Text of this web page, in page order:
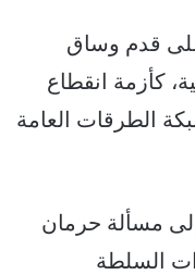
قدم وساق
كأزمة انقطاع
الطرقات العامة
مسألة حرمان
السلطة